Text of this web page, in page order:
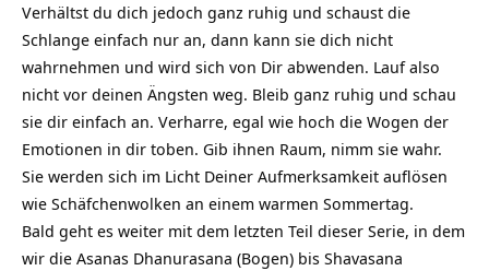
Verhältst du dich jedoch ganz ruhig und schaust die
Schlange einfach nur an, dann kann sie dich nicht
wahrnehmen und wird sich von Dir abwenden. Lauf also
nicht vor deinen Ängsten weg. Bleib ganz ruhig und schau
sie dir einfach an. Verharre, egal wie hoch die Wogen der
Emotionen in dir toben. Gib ihnen Raum, nimm sie wahr.
Sie werden sich im Licht Deiner Aufmerksamkeit auflösen
wie Schäfchenwolken an einem warmen Sommertag.
Bald geht es weiter mit dem letzten Teil dieser Serie, in dem
wir die Asanas Dhanurasana (Bogen) bis Shavasana